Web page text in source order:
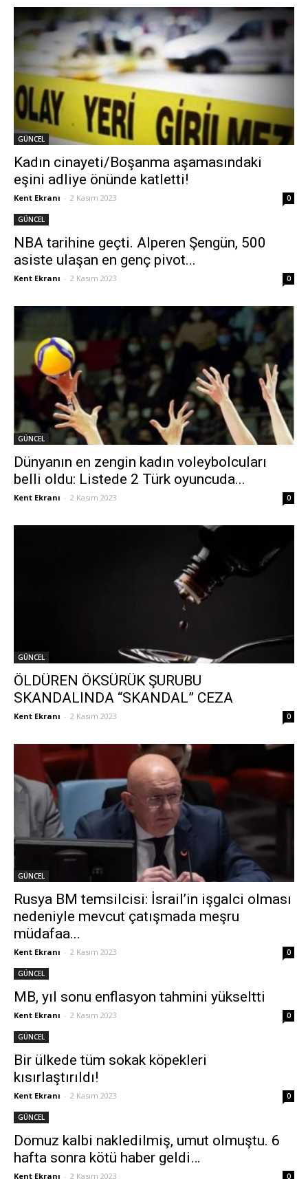
GÜNCEL
Kadın cinayeti/Boşanma aşamasındaki
eşini adliye önünde katletti!
Kent Ekranı - 2 Kasım 2023 0
GÜNCEL
NBA tarihine geçti. Alperen Şengün, 500
asiste ulaşan en genç pivot...
Kent Ekranı - 2 Kasım 2023 0
GÜNCEL
Dünyanın en zengin kadın voleybolcuları
belli oldu: Listede 2 Türk oyuncuda...
Kent Ekranı - 2 Kasım 2023 0
GÜNCEL
ÖLDÜREN ÖKSÜRÜK ŞURUBU
SKANDALINDA “SKANDAL” CEZA
Kent Ekranı - 2 Kasım 2023 0
GÜNCEL
Rusya BM temsilcisi: İsrail’in işgalci olması
nedeniyle mevcut çatışmada meşru
müdafaa...
Kent Ekranı - 2 Kasım 2023 0
GÜNCEL
MB, yıl sonu enflasyon tahmini yükseltti
Kent Ekranı - 2 Kasım 2023 0
GÜNCEL
Bir ülkede tüm sokak köpekleri
kısırlaştırıldı!
Kent Ekranı - 2 Kasım 2023 0
GÜNCEL
Domuz kalbi nakledilmiş, umut olmuştu. 6
hafta sonra kötü haber geldi…
Kent Ekranı - 2 Kasım 2023 0